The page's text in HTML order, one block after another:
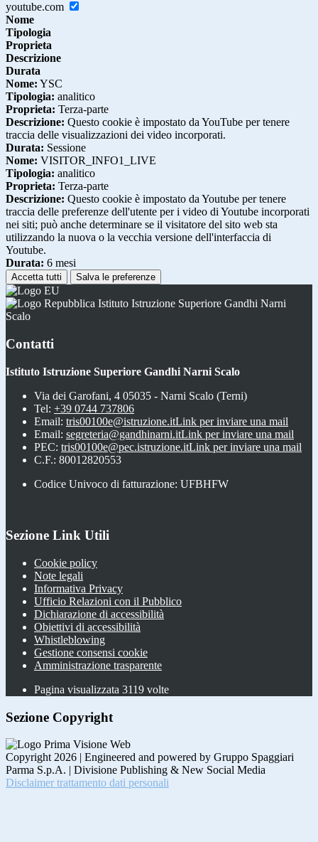
youtube.com
Nome
Tipologia
Proprieta
Descrizione
Durata
Nome: YSC
Tipologia: analitico
Proprieta: Terza-parte
Descrizione: Questo cookie è impostato da YouTube per tenere
traccia delle visualizzazioni dei video incorporati.
Durata: Sessione
Nome: VISITOR_INFO1_LIVE
Tipologia: analitico
Proprieta: Terza-parte
Descrizione: Questo cookie è impostato da Youtube per tenere
traccia delle preferenze dell'utente per i video di Youtube incorporati
nei siti; può anche determinare se il visitatore del sito web sta
utilizzando la nuova o la vecchia versione dell'interfaccia di
Youtube.
Durata: 6 mesi
Accetta tutti Salva le preferenze
Istituto Istruzione Superiore Gandhi Narni
Scalo
Contatti
Istituto Istruzione Superiore Gandhi Narni Scalo
Via dei Garofani, 4 05035 - Narni Scalo (Terni)
Tel: +39 0744 737806
Email: tris00100e@istruzione.itLink per inviare una mail
Email: segreteria@gandhinarni.itLink per inviare una mail
PEC: tris00100e@pec.istruzione.itLink per inviare una mail
C.F.: 80012820553
Codice Univoco di fatturazione: UFBHFW
Sezione Link Utili
Cookie policy
Note legali
Informativa Privacy
Ufficio Relazioni con il Pubblico
Dichiarazione di accessibilità
Obiettivi di accessibilità
Whistleblowing
Gestione consensi cookie
Amministrazione trasparente
Pagina visualizzata 3119 volte
Sezione Copyright
Copyright 2026 | Engineered and powered by Gruppo Spaggiari
Parma S.p.A. | Divisione Publishing & New Social Media
Disclaimer trattamento dati personali